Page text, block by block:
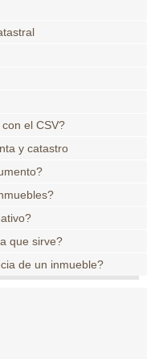
el CSV?
y catastro
que sirve?
de un inmueble?